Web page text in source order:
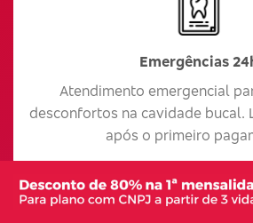
Emergências
Atendimento emergencial
desconfortos na cavidade bucal.
após o primeiro